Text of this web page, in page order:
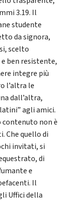
3.19. Il
studente
da signora,
scelto
ben resistente,
integre più
l’altra le
dall’altra,
agli amici.
non è
Che quello di
invitati, si
di
e
Il
Uffici della